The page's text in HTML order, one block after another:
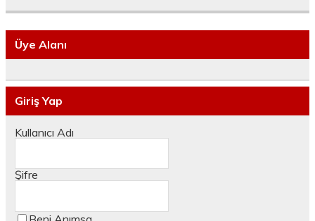
Üye Alanı
Giriş Yap
Kullanıcı Adı
Şifre